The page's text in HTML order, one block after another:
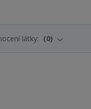
látky: 0